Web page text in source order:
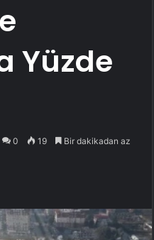
Yüzde
0 19 Bir dakikadan az